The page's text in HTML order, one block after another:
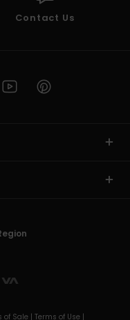
Contact Us
of Sale | Terms of Use |